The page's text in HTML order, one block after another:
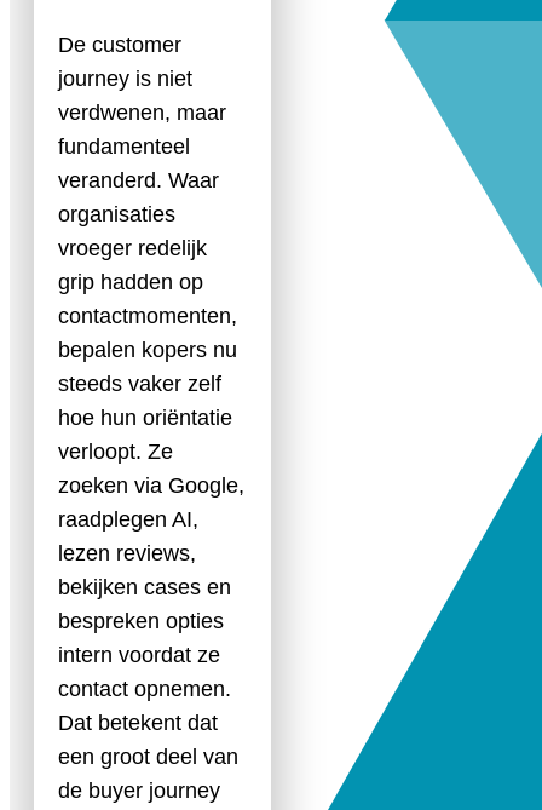
De customer
journey is niet
verdwenen, maar
fundamenteel
veranderd. Waar
organisaties
vroeger redelijk
grip hadden op
contactmomenten,
bepalen kopers nu
steeds vaker zelf
hoe hun oriëntatie
verloopt. Ze
zoeken via Google,
raadplegen AI,
lezen reviews,
bekijken cases en
bespreken opties
intern voordat ze
contact opnemen.
Dat betekent dat
een groot deel van
de buyer journey